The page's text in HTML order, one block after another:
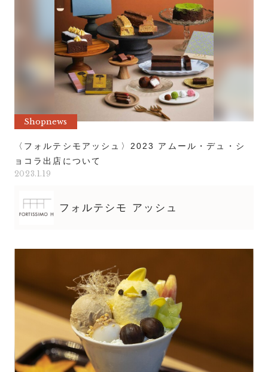
Shopnews
〈フォルテシモアッシュ〉2023 アムール・デュ・シ
ョコラ出店について
2023.1.19
フォルテシモ アッシュ